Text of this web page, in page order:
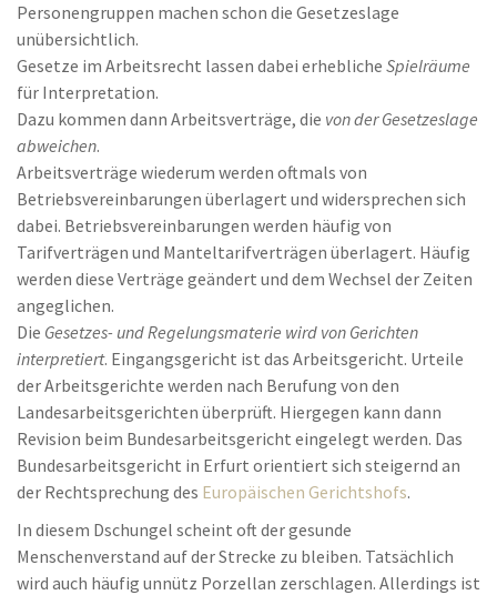
Personengruppen machen schon die Gesetzeslage
unübersichtlich.
Gesetze im Arbeitsrecht lassen dabei erhebliche Spielräume
für Interpretation.
Dazu kommen dann Arbeitsverträge, die von der Gesetzeslage
abweichen.
Arbeitsverträge wiederum werden oftmals von
Betriebsvereinbarungen überlagert und widersprechen sich
dabei. Betriebsvereinbarungen werden häufig von
Tarifverträgen und Manteltarifverträgen überlagert. Häufig
werden diese Verträge geändert und dem Wechsel der Zeiten
angeglichen.
Die Gesetzes- und Regelungsmaterie wird von Gerichten
interpretiert. Eingangsgericht ist das Arbeitsgericht. Urteile
der Arbeitsgerichte werden nach Berufung von den
Landesarbeitsgerichten überprüft. Hiergegen kann dann
Revision beim Bundesarbeitsgericht eingelegt werden. Das
Bundesarbeitsgericht in Erfurt orientiert sich steigernd an
der Rechtsprechung des Europäischen Gerichtshofs.
In diesem Dschungel scheint oft der gesunde
Menschenverstand auf der Strecke zu bleiben. Tatsächlich
wird auch häufig unnütz Porzellan zerschlagen. Allerdings ist